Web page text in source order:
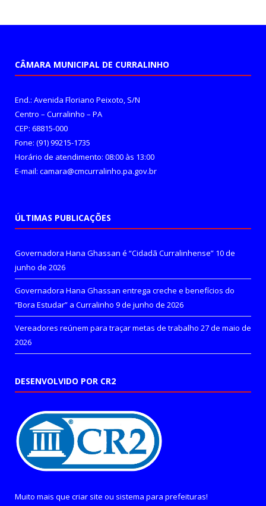
CÂMARA MUNICIPAL DE CURRALINHO
End.: Avenida Floriano Peixoto, S/N
Centro – Curralinho – PA
CEP: 68815-000
Fone: (91) 99215-1735
Horário de atendimento: 08:00 às 13:00
E-mail: camara@cmcurralinho.pa.gov.br
ÚLTIMAS PUBLICAÇÕES
Governadora Hana Ghassan é “Cidadã Curralinhense” 10 de
junho de 2026
Governadora Hana Ghassan entrega creche e benefícios do
“Bora Estudar” a Curralinho 9 de junho de 2026
Vereadores reúnem para traçar metas de trabalho 27 de maio de
2026
DESENVOLVIDO POR CR2
Muito mais que criar site ou sistema para prefeituras!